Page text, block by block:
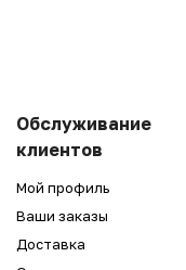
Обслуживание
клиентов
Мой профиль
Ваши заказы
Доставка